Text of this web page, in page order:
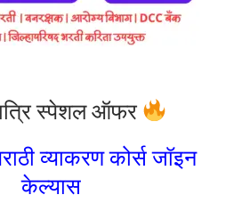
स्पेशल ऑफर
व्याकरण कोर्स जॉइन
केल्यास